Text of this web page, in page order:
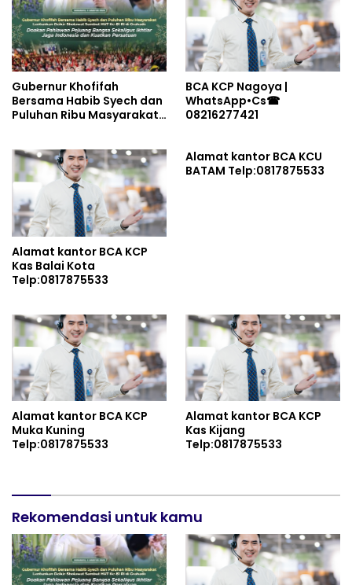
Gubernur Khofifah
Bersama Habib Syech dan
Puluhan Ribu Masyarakat
81 RI di Grahadi: Doakan
Pahlawan Pejuang Bangsa
Sekaligus Ikhtiar Jaga
Indonesia dan Kuatkan
Persatuan
BCA KCP Nagoya |
WhatsApp•Cs☎
08216277421
Alamat kantor BCA KCP
Kas Balai Kota
Telp:0817875533
Alamat kantor BCA KCU
BATAM Telp:0817875533
Alamat kantor BCA KCP
Muka Kuning
Telp:0817875533
Alamat kantor BCA KCP
Kas Kijang
Telp:0817875533
Rekomendasi untuk kamu